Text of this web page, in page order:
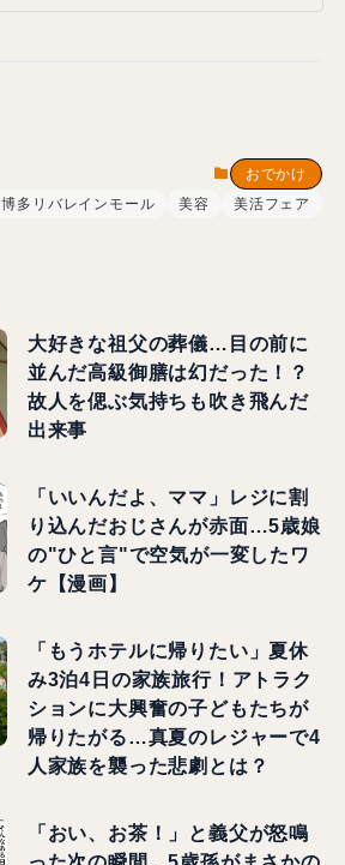
おでかけ
博多リバレインモール 美容 美活フェア
大好きな祖父の葬儀…目の前に
並んだ高級御膳は幻だった！？
故人を偲ぶ気持ちも吹き飛んだ
出来事
「いいんだよ、ママ」レジに割
り込んだおじさんが赤面…5歳娘
の"ひと言"で空気が一変したワ
ケ【漫画】
「もうホテルに帰りたい」夏休
み3泊4日の家族旅行！アトラク
ションに大興奮の子どもたちが
帰りたがる…真夏のレジャーで4
人家族を襲った悲劇とは？
「おい、お茶！」と義父が怒鳴